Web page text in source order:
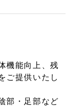
機能向上、残
ご提供いたし
部・足部など